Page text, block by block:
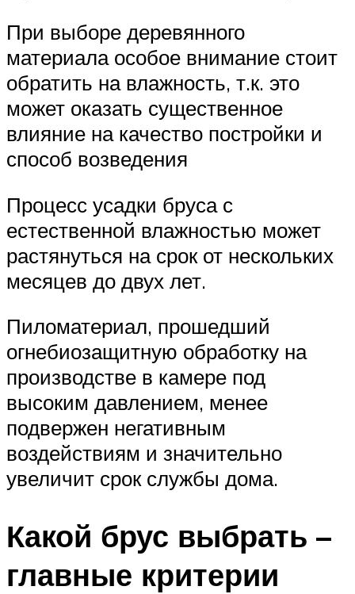
При выборе деревянного
материала особое внимание стоит
обратить на влажность, т.к. это
может оказать существенное
влияние на качество постройки и
способ возведения
Процесс усадки бруса с
естественной влажностью может
растянуться на срок от нескольких
месяцев до двух лет.
Пиломатериал, прошедший
огнебиозащитную обработку на
производстве в камере под
высоким давлением, менее
подвержен негативным
воздействиям и значительно
увеличит срок службы дома.
Какой брус выбрать –
главные критерии